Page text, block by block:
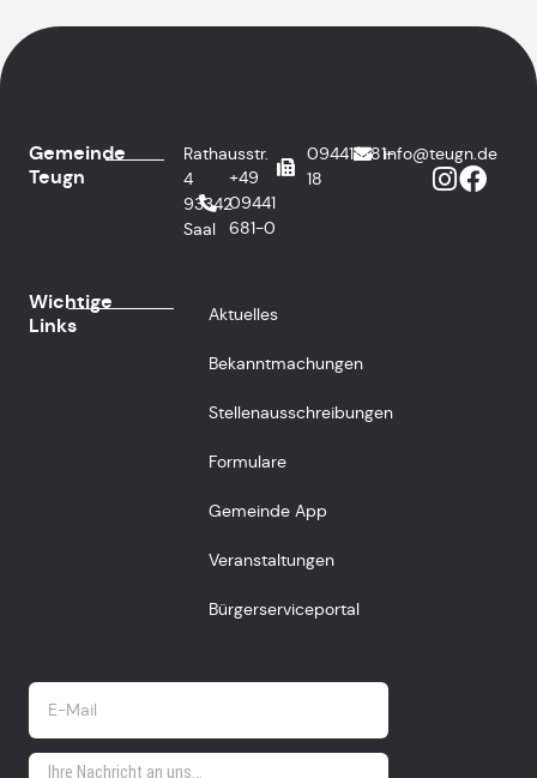
Gemeinde
Teugn
Rathausstr.
4
93342
Saal
+49
09441
681-0
09441/681-
18
info@teugn.de
Wichtige
Links
Aktuelles
Bekanntmachungen
Stellenausschreibungen
Formulare
Gemeinde App
Veranstaltungen
Bürgerserviceportal